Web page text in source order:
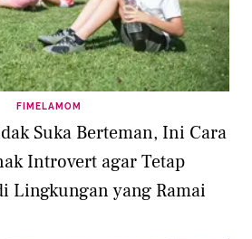
FIMELAMOM
Suka Berteman, Ini Cara
Introvert agar Tetap
Lingkungan yang Ramai